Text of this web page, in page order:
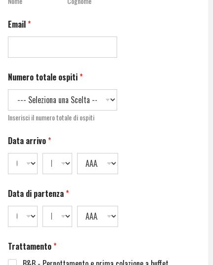
Email*
Numero totale ospiti*
Inserisci il numero totale di ospiti
Data arrivo*
Data di partenza*
Trattamento*